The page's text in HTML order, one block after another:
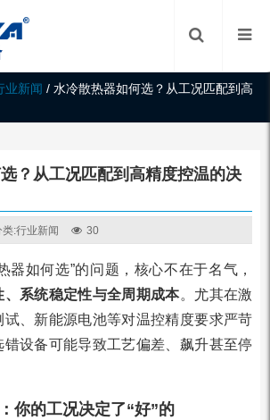
业新闻 /水冷散热器如何选？从工况匹配到高
？从工况匹配到高精度控温的决
类:行业新闻 30
器如何选”的问题，核心不在于名气，
、系统稳定性与全周期成本。尤其在激
、新能源电池等对温控精度要求严苛
错设备可能导致工艺偏差、飙升甚至停
你的工况决定了“好”的